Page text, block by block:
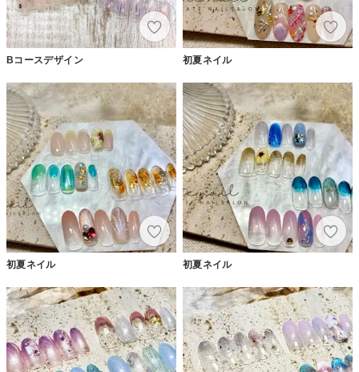
Bコースデザイン 初夏ネイル
初夏ネイル 初夏ネイル